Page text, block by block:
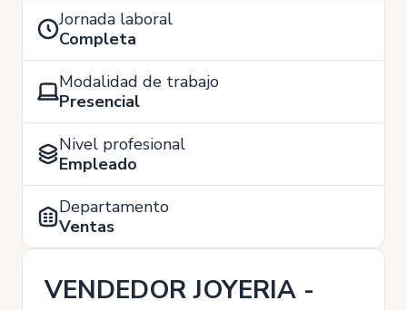
Jornada laboral
Completa
Modalidad de trabajo
Presencial
Nivel profesional
Empleado
Departamento
Ventas
VENDEDOR JOYERIA -